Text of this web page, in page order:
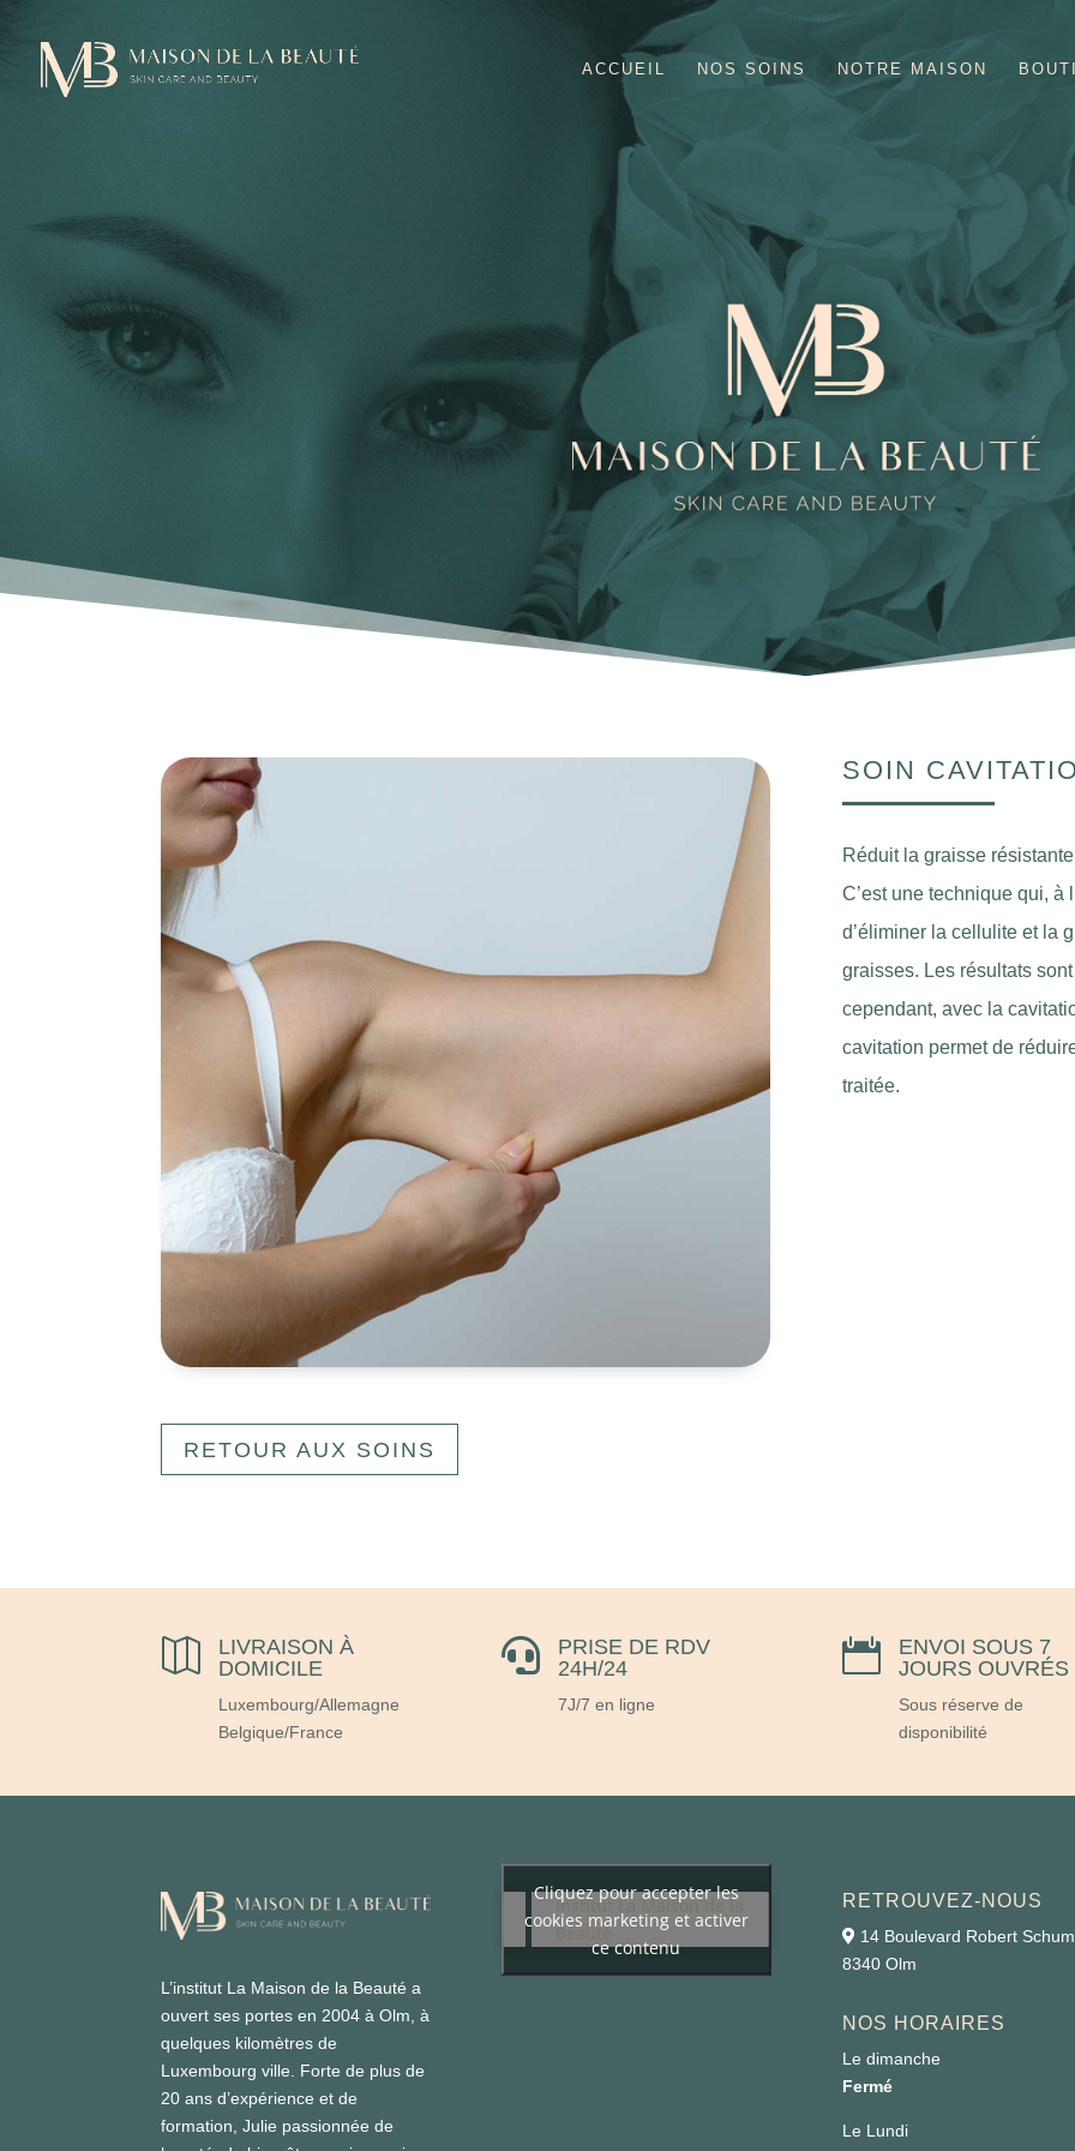
ACCUEIL NOS SOINS NOTRE MAISON
SOIN
Réduit la graisse
C’est une technique qui, à
d’éliminer la cellulite et la
graisses. Les résultats
cependant, avec la
cavitation permet de
traitée.
RETOUR AUX SOINS

LIVRAISON À
DOMICILE
Luxembourg/Allemagne
Belgique/France

PRISE DE RDV
24H/24
7J/7 en ligne

ENVOI SOUS 7
JOURS OUVRÉS
Sous réserve de
disponibilité
L’institut La Maison de la Beauté a
ouvert ses portes en 2004 à Olm, à
quelques kilomètres de
Luxembourg ville. Forte de plus de
20 ans d’expérience et de
formation, Julie passionnée de
Institut La Maison de la
Beauté
Cliquez pour accepter les
cookies marketing et activer
ce contenu
RETROUVEZ-NOUS
14 Boulevard Robert
8340 Olm
NOS HORAIRES
Le dimanche
Fermé
Le Lundi